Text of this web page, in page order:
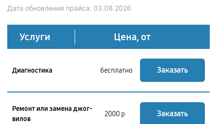
Дата обновления прайса: 03.08.2026
Услуги Цена, от
Диагностика бесплатно Заказать
Ремонт или замена джог-
вилов
2000 р Заказать